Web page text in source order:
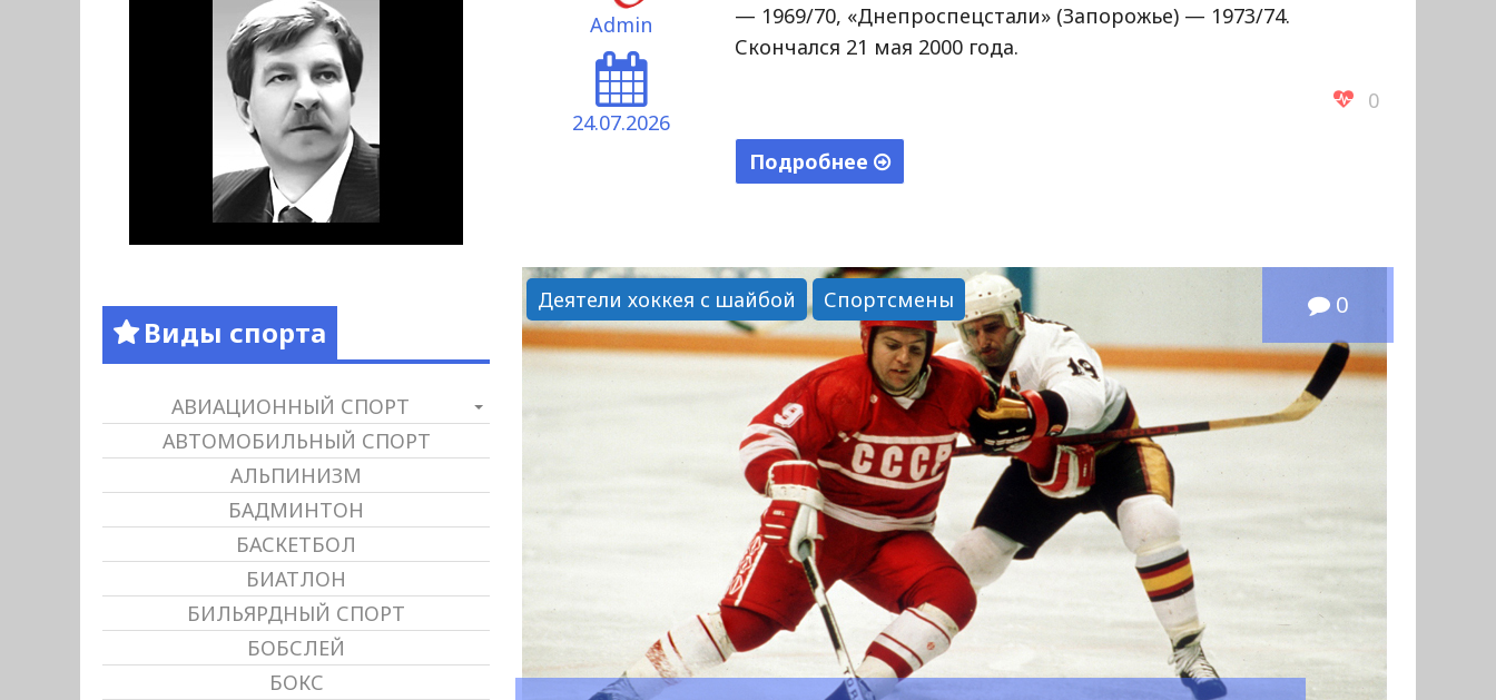
Admin
24.07.2026
— 1969/70, «Днепроспецстали» (Запорожье) — 1973/74.
Скончался 21 мая 2000 года.
0
Подробнее
Вениаминович"
Деятели хоккея с шайбой
Спортсмены 0
Виды спорта
АВИАЦИОННЫЙ СПОРТ
АВТОМОБИЛЬНЫЙ СПОРТ
АЛЬПИНИЗМ
БАДМИНТОН
БАСКЕТБОЛ
БИАТЛОН
БИЛЬЯРДНЫЙ СПОРТ
БОБСЛЕЙ
БОКС